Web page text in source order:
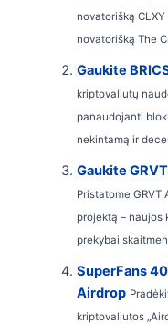
novatorišką
novatorišką The
Gaukite
kriptovaliutų
panaudojanti
nekintamą ir
Gaukite
Pristatome GRVT
projektą – naujos
prekybai
SuperFans
Airdrop
kriptovaliutos